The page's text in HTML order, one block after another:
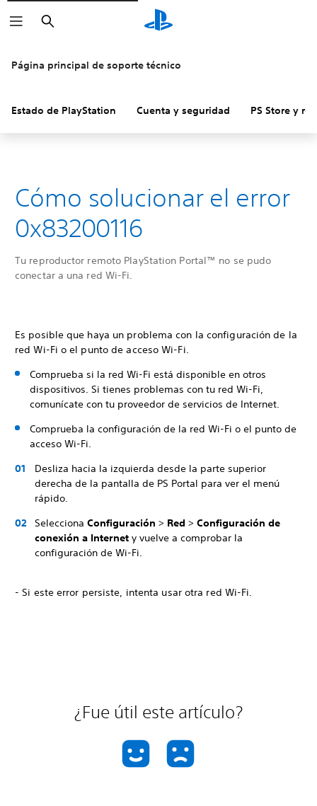
Buscar
Página principal de soporte técnico
Estado de PlayStation Cuenta y seguridad PS Store y
Cómo solucionar el error
0x83200116
Tu reproductor remoto PlayStation Portal™ no se pudo
conectar a una red Wi-Fi.
Es posible que haya un problema con la configuración de la
red Wi-Fi o el punto de acceso Wi-Fi.
Comprueba si la red Wi-Fi está disponible en otros
dispositivos. Si tienes problemas con tu red Wi-Fi,
comunícate con tu proveedor de servicios de Internet.
Comprueba la configuración de la red Wi-Fi o el punto de
acceso Wi-Fi.
Desliza hacia la izquierda desde la parte superior
derecha de la pantalla de PS Portal para ver el menú
rápido.
Selecciona Configuración > Red > Configuración de
conexión a Internet y vuelve a comprobar la
configuración de Wi-Fi.
- Si este error persiste, intenta usar otra red Wi-Fi.
¿Fue útil este artículo?